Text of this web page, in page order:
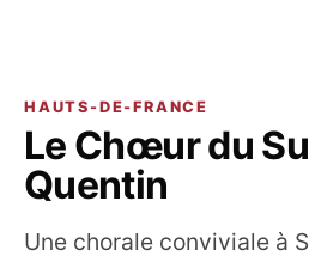
HAUTS-DE-FRANCE
Le Chœur du
Quentin
Une chorale conviviale à